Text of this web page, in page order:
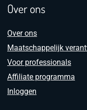
Over ons
Over ons
Maatschappelijk
Voor professionals
Affiliate programma
Inloggen